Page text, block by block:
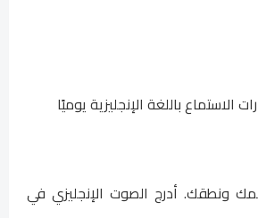
ونطقك. أدرج الصوت الإنجليزي في